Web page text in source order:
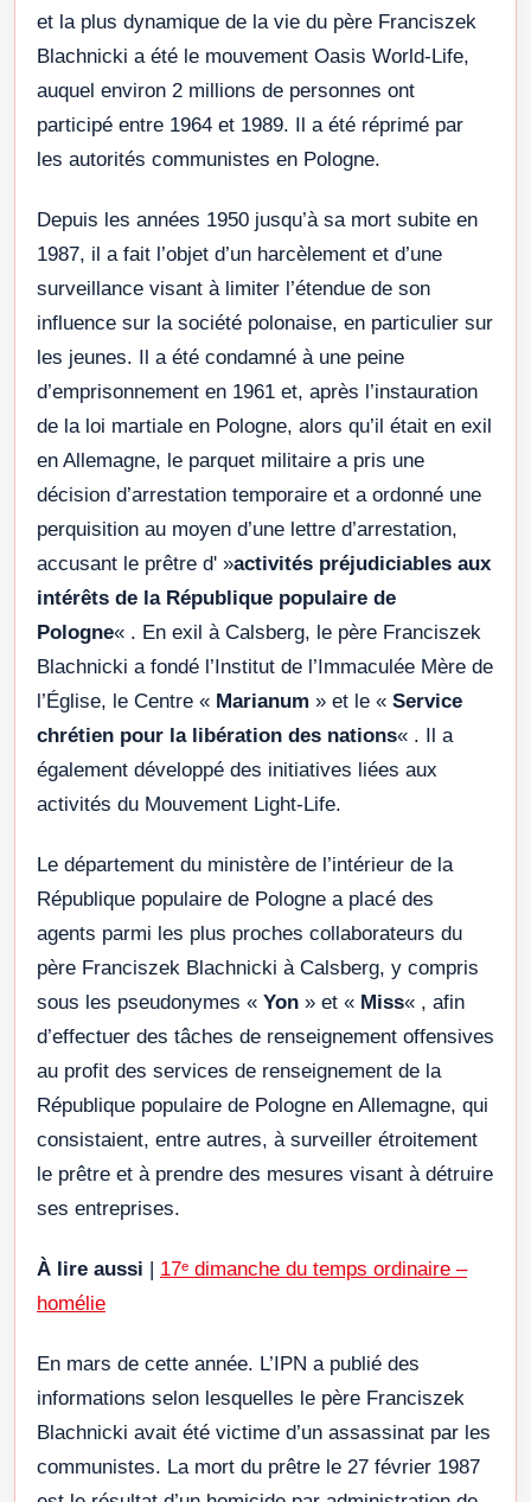
et la plus dynamique de la vie du père Franciszek
Blachnicki a été le mouvement Oasis World-Life,
auquel environ 2 millions de personnes ont
participé entre 1964 et 1989. Il a été réprimé par
les autorités communistes en Pologne.
Depuis les années 1950 jusqu’à sa mort subite en
1987, il a fait l’objet d’un harcèlement et d’une
surveillance visant à limiter l’étendue de son
influence sur la société polonaise, en particulier sur
les jeunes. Il a été condamné à une peine
d’emprisonnement en 1961 et, après l’instauration
de la loi martiale en Pologne, alors qu’il était en exil
en Allemagne, le parquet militaire a pris une
décision d’arrestation temporaire et a ordonné une
perquisition au moyen d’une lettre d’arrestation,
accusant le prêtre d' »activités préjudiciables aux
intérêts de la République populaire de
Pologne« . En exil à Calsberg, le père Franciszek
Blachnicki a fondé l’Institut de l’Immaculée Mère de
l’Église, le Centre « Marianum » et le « Service
chrétien pour la libération des nations« . Il a
également développé des initiatives liées aux
activités du Mouvement Light-Life.
Le département du ministère de l’intérieur de la
République populaire de Pologne a placé des
agents parmi les plus proches collaborateurs du
père Franciszek Blachnicki à Calsberg, y compris
sous les pseudonymes « Yon » et « Miss« , afin
d’effectuer des tâches de renseignement offensives
au profit des services de renseignement de la
République populaire de Pologne en Allemagne, qui
consistaient, entre autres, à surveiller étroitement
le prêtre et à prendre des mesures visant à détruire
ses entreprises.
À lire aussi | 17ᵉ dimanche du temps ordinaire –
homélie
En mars de cette année. L’IPN a publié des
informations selon lesquelles le père Franciszek
Blachnicki avait été victime d’un assassinat par les
communistes. La mort du prêtre le 27 février 1987